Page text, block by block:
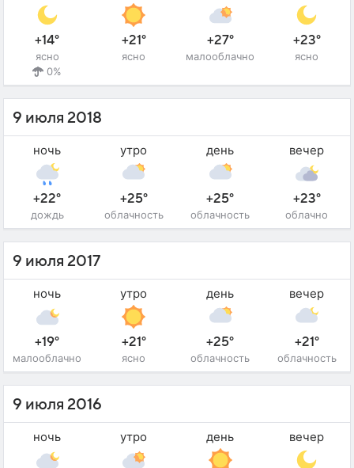
+14°
ясно
0%
+21°
ясно
+27°
малооблачно
+23°
ясно
9 июля 2018
ночь
+22°
дождь
утро
+25°
облачность
день
+25°
облачность
вечер
+23°
облачно
9 июля 2017
ночь
+19°
малооблачно
утро
+21°
ясно
день
+25°
облачность
вечер
+21°
облачность
9 июля 2016
ночь утро день вечер